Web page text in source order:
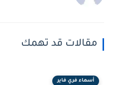
مقالات قد تهمك
أسماء فري فاير